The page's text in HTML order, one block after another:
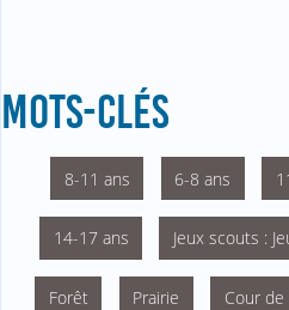
MOTS-CLÉS
8-11 ans 6-8 ans
14-17 ans Jeux scouts :
Forêt Prairie Cour de